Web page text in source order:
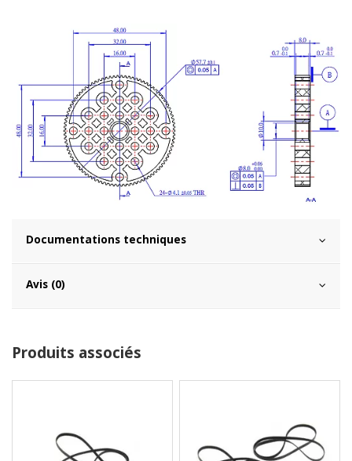
Documentations techniques
Avis (0)
Produits associés